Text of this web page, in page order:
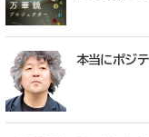
本当にポジ